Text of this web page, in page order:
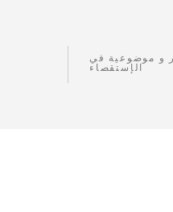
و موضوعية في
الإستقصاء